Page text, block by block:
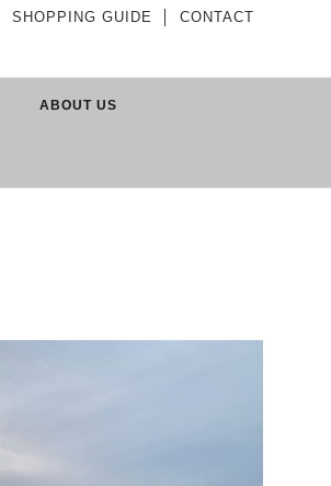
SHOPPING GUIDE CONTACT
ABOUT US